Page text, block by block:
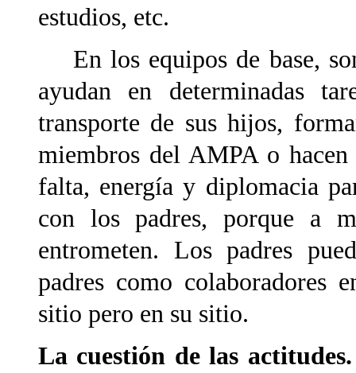
estudios, etc.
En los equipos de base,
ayudan en determinadas
transporte de sus hijos,
miembros del AMPA o hacen
falta, energía y diplomacia
con los padres, porque a
entrometen. Los padres
padres como colaboradores
sitio pero en su sitio.
La cuestión de las